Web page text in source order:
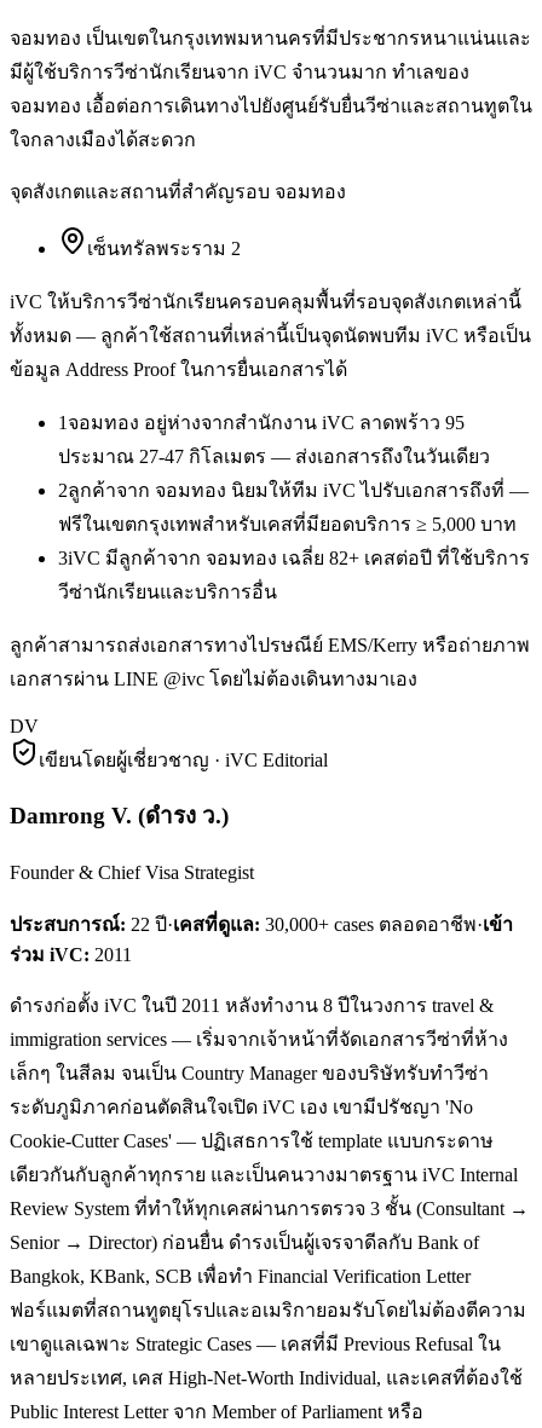
จอมทอง เป็นเขตในกรุงเทพมหานครที่มีประชากรหนาแน่นและ
มีผู้ใช้บริการวีซ่านักเรียนจาก iVC จำนวนมาก ทำเลของ
จอมทอง เอื้อต่อการเดินทางไปยังศูนย์รับยื่นวีซ่าและสถานทูตใน
ใจกลางเมืองได้สะดวก
จุดสังเกตและสถานที่สำคัญรอบ จอมทอง
เซ็นทรัลพระราม 2
iVC ให้บริการวีซ่านักเรียนครอบคลุมพื้นที่รอบจุดสังเกตเหล่านี้
ทั้งหมด — ลูกค้าใช้สถานที่เหล่านี้เป็นจุดนัดพบทีม iVC หรือเป็น
ข้อมูล Address Proof ในการยื่นเอกสารได้
1จอมทอง อยู่ห่างจากสำนักงาน iVC ลาดพร้าว 95
ประมาณ 27-47 กิโลเมตร — ส่งเอกสารถึงในวันเดียว
2ลูกค้าจาก จอมทอง นิยมให้ทีม iVC ไปรับเอกสารถึงที่ —
ฟรีในเขตกรุงเทพสำหรับเคสที่มียอดบริการ ≥ 5,000 บาท
3iVC มีลูกค้าจาก จอมทอง เฉลี่ย 82+ เคสต่อปี ที่ใช้บริการ
วีซ่านักเรียนและบริการอื่น
ลูกค้าสามารถส่งเอกสารทางไปรษณีย์ EMS/Kerry หรือถ่ายภาพ
เอกสารผ่าน LINE @ivc โดยไม่ต้องเดินทางมาเอง
DV
เขียนโดยผู้เชี่ยวชาญ · iVC Editorial
Damrong V. (ดำรง ว.)
Founder & Chief Visa Strategist
ประสบการณ์: 22 ปี·เคสที่ดูแล: 30,000+ cases ตลอดอาชีพ·เข้า
ร่วม iVC: 2011
ดำรงก่อตั้ง iVC ในปี 2011 หลังทำงาน 8 ปีในวงการ travel &
immigration services — เริ่มจากเจ้าหน้าที่จัดเอกสารวีซ่าที่ห้าง
เล็กๆ ในสีลม จนเป็น Country Manager ของบริษัทรับทำวีซ่า
ระดับภูมิภาคก่อนตัดสินใจเปิด iVC เอง เขามีปรัชญา 'No
Cookie-Cutter Cases' — ปฏิเสธการใช้ template แบบกระดาษ
เดียวกันกับลูกค้าทุกราย และเป็นคนวางมาตรฐาน iVC Internal
Review System ที่ทำให้ทุกเคสผ่านการตรวจ 3 ชั้น (Consultant →
Senior → Director) ก่อนยื่น ดำรงเป็นผู้เจรจาดีลกับ Bank of
Bangkok, KBank, SCB เพื่อทำ Financial Verification Letter
ฟอร์แมตที่สถานทูตยุโรปและอเมริกายอมรับโดยไม่ต้องตีความ
เขาดูแลเฉพาะ Strategic Cases — เคสที่มี Previous Refusal ใน
หลายประเทศ, เคส High-Net-Worth Individual, และเคสที่ต้องใช้
Public Interest Letter จาก Member of Parliament หรือ